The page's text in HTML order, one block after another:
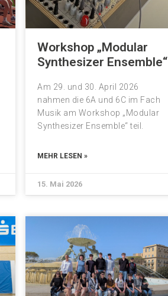
Workshop „Modular
Synthesizer Ensemble“
Am 29. und 30. April 2026
nahmen die 6A und 6C im Fach
Musik am Workshop „Modular
Synthesizer Ensemble“ teil.
MEHR LESEN »
15. Mai 2026